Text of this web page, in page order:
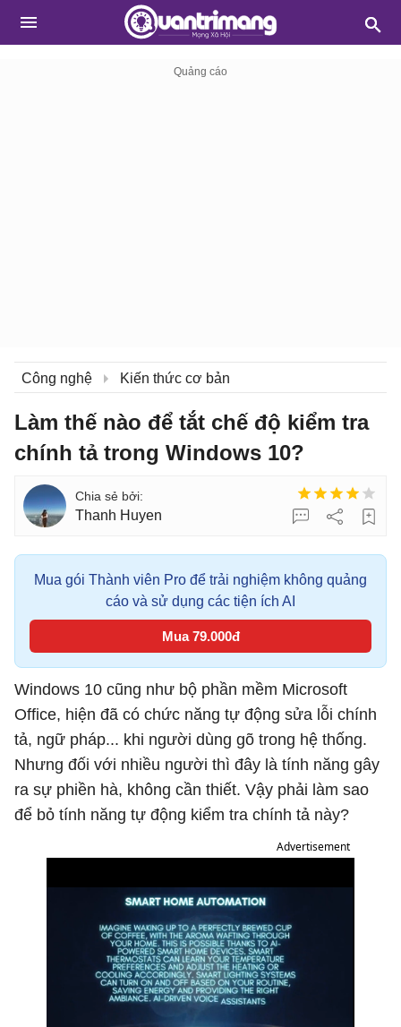
Công nghệ Kiến thức cơ bản
Làm thế nào để tắt chế độ kiểm tra
chính tả trong Windows 10?
Thanh Huyen
Mua gói Thành viên Pro để trải nghiệm không quảng
cáo và sử dụng các tiện ích AI
Mua 79.000đ
Windows 10 cũng như bộ phần mềm Microsoft
Office, hiện đã có chức năng tự động sửa lỗi chính
tả, ngữ pháp... khi người dùng gõ trong hệ thống.
Nhưng đối với nhiều người thì đây là tính năng gây
ra sự phiền hà, không cần thiết. Vậy phải làm sao
để bỏ tính năng tự động kiểm tra chính tả này?
Advertisement